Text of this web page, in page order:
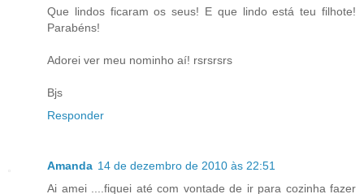
Que lindos ficaram os seus! E que lindo está teu filhote!
Parabéns!
Adorei ver meu nominho aí! rsrsrsrs
Bjs
Responder
Amanda 14 de dezembro de 2010 às 22:51
Ai amei ....fiquei até com vontade de ir para cozinha fazer